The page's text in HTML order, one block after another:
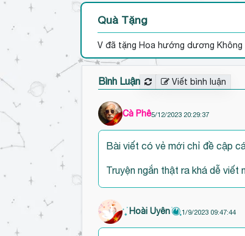
Quà Tặng
V đã tặng Hoa hướng dương Không
Bình Luận Viết bình luận
Cà Phê5/12/2023 20:29:37
Bài viết có vẻ mới chỉ đề cập
Truyện ngắn thật ra khá dễ viết
Hoài Uyên 1/9/2023 09:47:44